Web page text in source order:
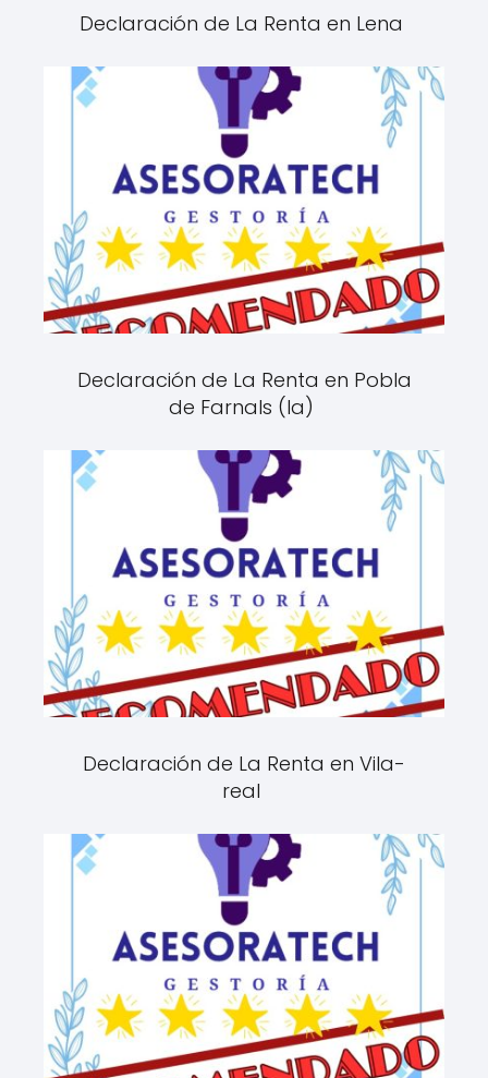
Declaración de La Renta en Lena
Declaración de La Renta en Pobla
de Farnals (la)
Declaración de La Renta en Vila-
real